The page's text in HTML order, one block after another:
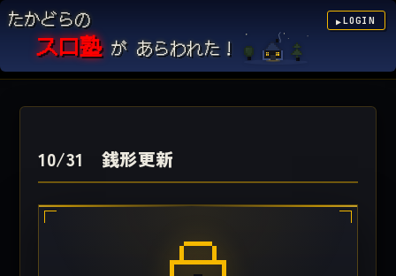
▶LOGIN
たかどらの
スロ塾が あらわれた！
10/31 銭形更新